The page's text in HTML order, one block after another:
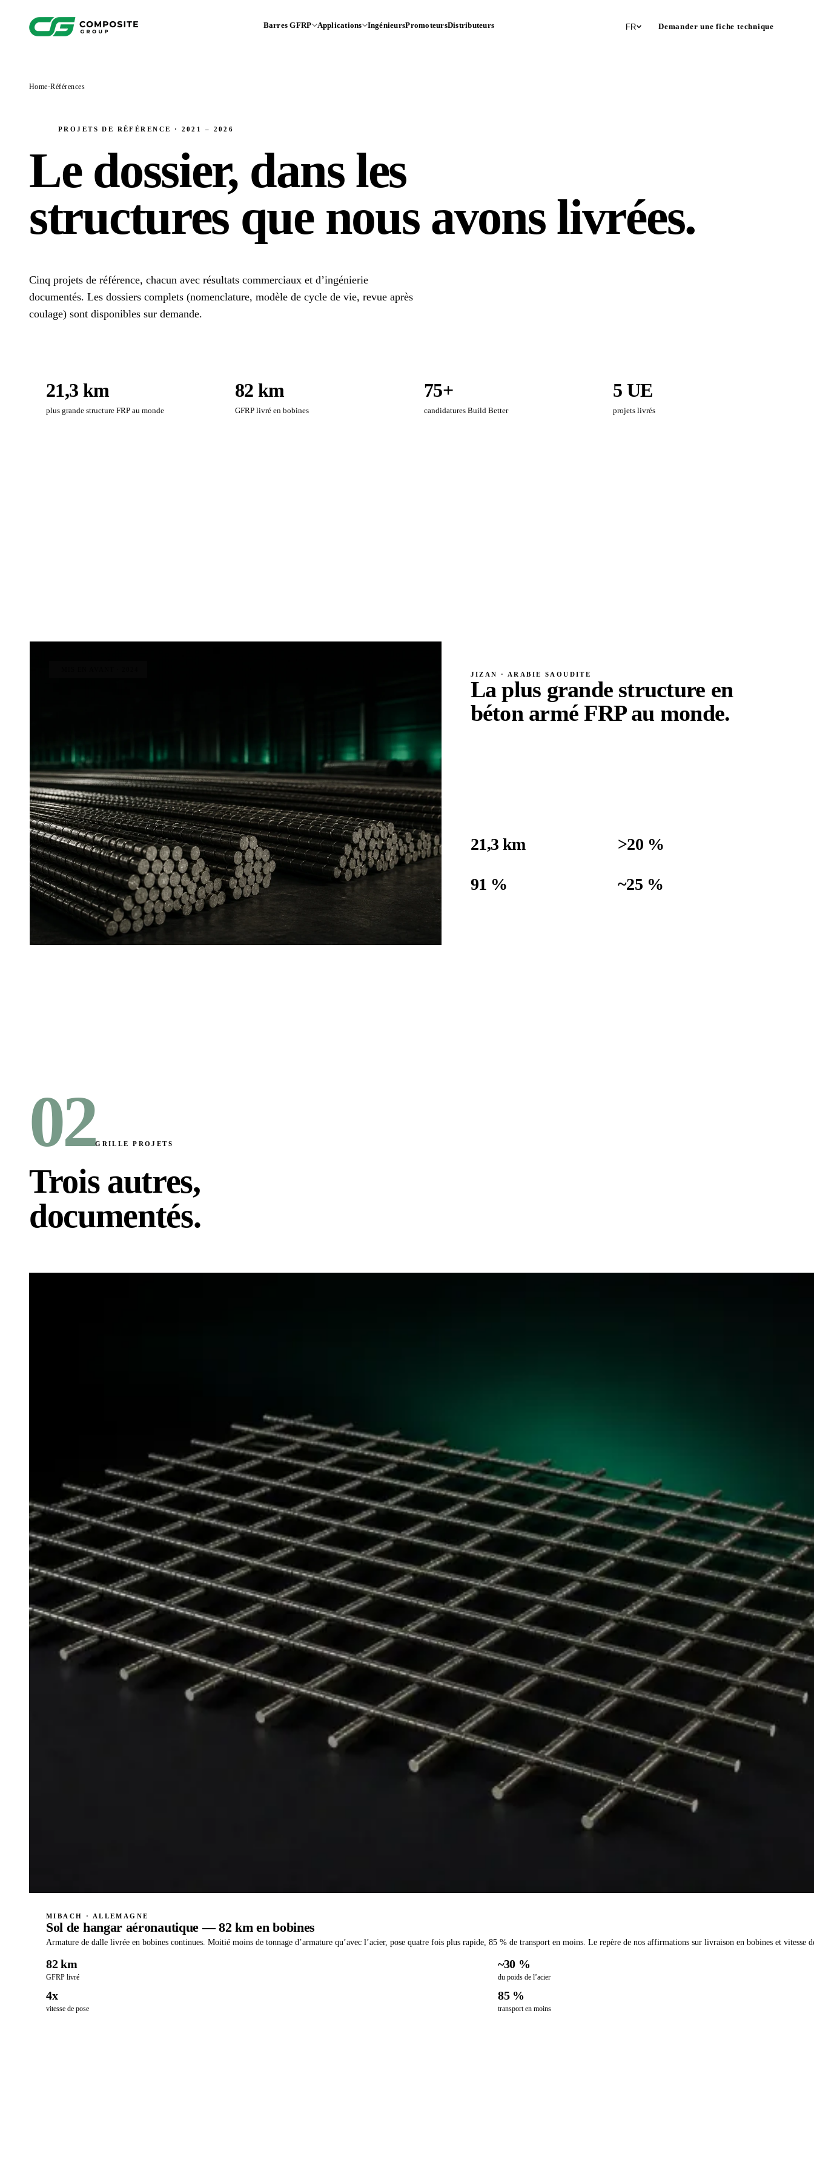
Barres GFRP Applications IngénieursPromoteursDistributeurs FR Demander une fiche technique
Home·Références
PROJETS DE RÉFÉRENCE · 2021 – 2026
Le dossier, dans les
structures que nous avons livrées.
Cinq projets de référence, chacun avec résultats commerciaux et d’ingénierie
documentés. Les dossiers complets (nomenclature, modèle de cycle de vie, revue après
coulage) sont disponibles sur demande.
21,3 km
plus grande structure FRP au monde
82 km
GFRP livré en bobines
75+
candidatures Build Better
5 UE
projets livrés
JIZAN · ARABIE SAOUDITE
La plus grande structure en
béton armé FRP au monde.
21,3 km >20 %
91 % ~25 %
02GRILLE PROJETS
Trois autres,
documentés.
MIBACH · ALLEMAGNE
Sol de hangar aéronautique — 82 km en bobines
Armature de dalle livrée en bobines continues. Moitié moins de tonnage d’armature qu’avec l’acier, pose quatre fois plus rapide, 85 % de transport en moins. Le repère de nos affirmations sur livraison en bobines et vitesse
82 km
GFRP livré
~30 %
du poids de l’acier
4x
vitesse de pose
85 %
transport en moins